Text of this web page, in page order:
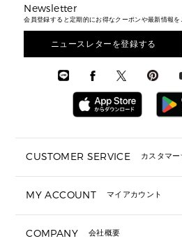
ウェア
アクセサリー
メンズ バッ
メンズ 財布・
メンズ シュー
メンズ ウェ
メンズ 時計・
メンズ財布・
メンズアクセサ
メンズウェ
3 IN 1 / 2 IN 1
▶ メンズすべ
▶ メンズすべ
▶ バッグすべ
通勤・通学アイ
3 IN 1 バッ
ミニ財布・フラグメ
▶ 小物すべ
定期ケース・カードケー
財布・小
時計・ジュエ
アクセサリ
エディターレ
Newsletter
会員登録すると定期的にお得なクーポンや最新情報を
ニュースレターを登録する
CUSTOMER SERVICE カスタマ
ギフト用にラッピングができますか？
ショッピングバッグを購入商品分送
注文後に完了メールが受信できない
MY ACCOUNT マイアカウント
COMPANY 会社概要